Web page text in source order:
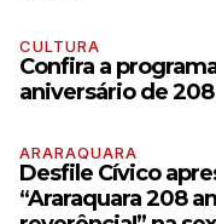
CULTURA
Confira a
aniversário de
ARARAQUARA
Desfile Cívico
“Araraquara 208